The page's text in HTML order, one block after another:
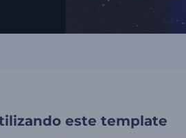
este template